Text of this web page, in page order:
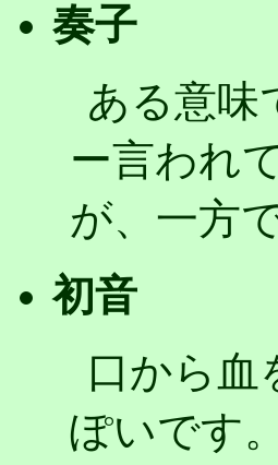
奏子
ある意味
ー言われ
が、一方
初音
口から血
ぽいです